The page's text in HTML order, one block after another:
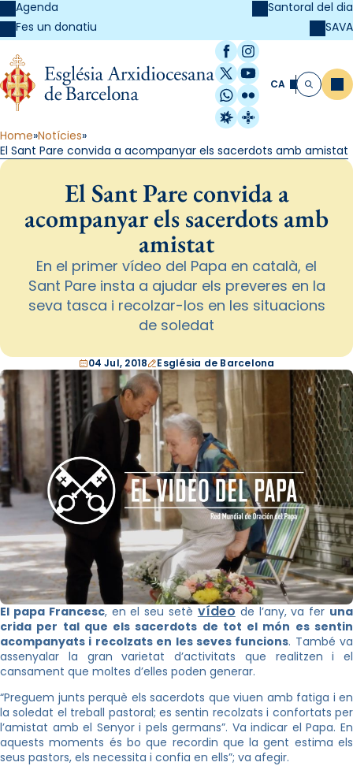
Agenda
Fes un donatiu
Santoral del dia
SAVA
Facebook
Instagram
X / Twitter
YouTube
WhatsApp
Flickr
Radio Estel
Catalunya
CA Cerca
Home Notícies
El Sant Pare convida a acompanyar els sacerdots amb amistat
El Sant Pare convida a
acompanyar els sacerdots amb
amistat
En el primer vídeo del Papa en català, el
Sant Pare insta a ajudar els preveres en la
seva tasca i recolzar-los en les situacions
de soledat
04 Jul, 2018 Església de Barcelona
El papa Francesc, en el seu setè vídeo de l’any, va fer una
crida per tal que els sacerdots de tot el món es sentin
acompanyats i recolzats en les seves funcions. També va
assenyalar la gran varietat d’activitats que realitzen i el
cansament que moltes d’elles poden generar.
“Preguem junts perquè els sacerdots que viuen amb fatiga i en
la soledat el treball pastoral; es sentin recolzats i confortats per
l’amistat amb el Senyor i pels germans”. Va indicar el Papa. En
aquests moments és bo que recordin que la gent estima els
seus pastors, els necessita i confia en ells”; va afegir.